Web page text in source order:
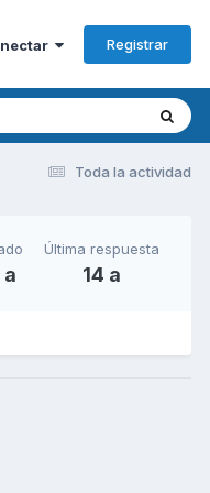
Registrar
Toda la actividad
a
Última respuesta
14 a